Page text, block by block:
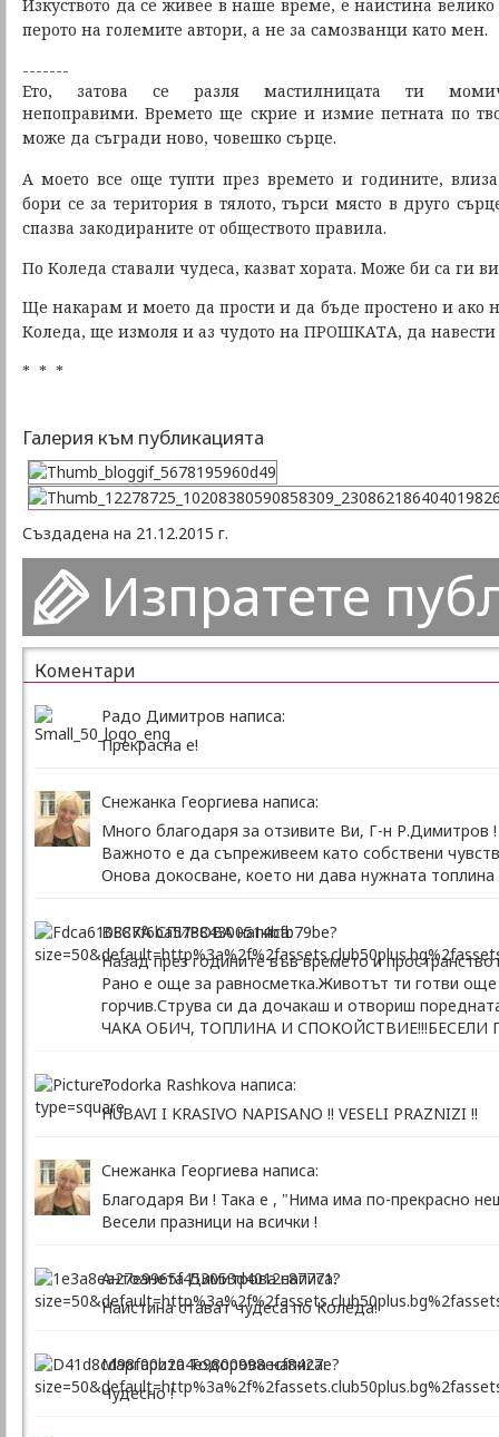
Изкуството да се живее в наше време, е наистина
перото на големите автори, а не за самозванци като мен.
-------
Ето, затова се разля мастилницата ти
непоправими. Времето ще скрие и измие петната по
може да съгради ново, човешко сърце.
А моето все още тупти през времето и годините,
бори се за територия в тялото,търси място в друго
спазва закодираните от обществото правила.
По Коледа ставали чудеса, казват хората. Може би са ги
Ще накарам и моето да прости и да бъде простено и ако
Коледа, ще измоля и аз чудото на ПРОШКАТА, да
* * *
Галерия към публикацията
Създадена на 21.12.2015 г.
Изпратете
Коментари
Радо Димитров написа:
Прекрасна е!
Снежанка Георгиева написа:
Много благодаря за отзивите Ви, Г-н Р.Димитров !
Важното е да съпреживеем като собствени
Онова докосване, което ни дава нужната
ВЕСКА СПИРОВА написа:
Назад през годините във времето и
Рано е още за равносметка.Животът ти готви
горчив.Струва си да дочакаш и отвориш
ЧАКА ОБИЧ, ТОПЛИНА И СПОКОЙСТВИЕ!!!БЕСЕЛИ
Todorka Rashkova написа:
HUBAVI I KRASIVO NAPISANO !! VESELI PRAZNIZI !!
Снежанка Георгиева написа:
Благодаря Ви ! Така е , "Нима има по-прекрасно
Весели празници на всички !
Антоанета Димитрова написа:
Наистина стават чудеса по Коледа!
Маргарита Тодорова написа:
Чудесно !